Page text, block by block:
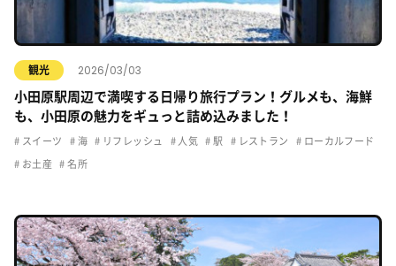
観光 2026/03/03
小田原駅周辺で満喫する日帰り旅行プラン！グルメも、海鮮
も、小田原の魅力をギュっと詰め込みました！
スイーツ 海 リフレッシュ 人気 駅 レストラン ローカルフード
お土産 名所